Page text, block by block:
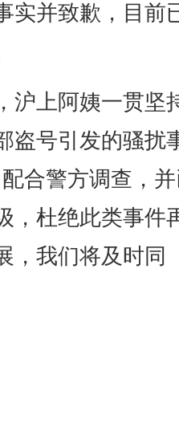
实并致歉，目前
上阿姨一贯坚
盗号引发的骚扰
合警方调查，
，杜绝此类事件
，我们将及时同